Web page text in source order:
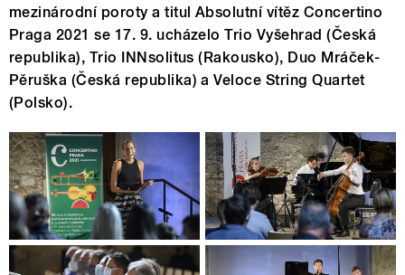
mezinárodní poroty a titul Absolutní vítěz Concertino
Praga 2021 se 17. 9. ucházelo Trio Vyšehrad (Česká
republika), Trio INNsolitus (Rakousko), Duo Mráček-
Pěruška (Česká republika) a Veloce String Quartet
(Polsko).